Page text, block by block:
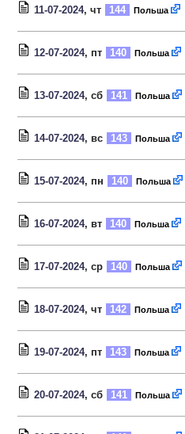
11-07-2024, чт 144 Польша
12-07-2024, пт 140 Польша
13-07-2024, сб 141 Польша
14-07-2024, вс 143 Польша
15-07-2024, пн 140 Польша
16-07-2024, вт 140 Польша
17-07-2024, ср 140 Польша
18-07-2024, чт 142 Польша
19-07-2024, пт 143 Польша
20-07-2024, сб 141 Польша